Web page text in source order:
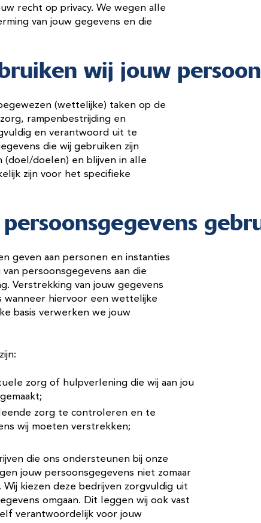
recht op privacy. We wegen alle
van jouw gegevens en die
wij jouw
(wettelijke) taken op de
rampenbestrijding en
en verantwoord uit te
die wij gebruiken zijn
(doel/doelen) en blijven in alle
zijn voor het specifieke
geven aan personen en instanties
persoonsgegevens aan die
Verstrekking van jouw gegevens
wanneer hiervoor een wettelijke
basis verwerken we jouw
zorg of hulpverlening die wij aan jou
zorg te controleren en te
wij moeten verstrekken;
die ons ondersteunen bij onze
jouw persoonsgegevens niet zomaar
kiezen deze bedrijven zorgvuldig uit
omgaan. Dit leggen wij ook vast
verantwoordelijk voor jouw